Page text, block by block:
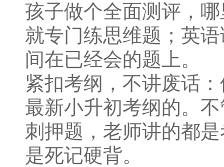
孩子做个全面测评，
就专门练思维题；英
间在已经会的题上。
紧扣考纲，不讲废话
最新小升初考纲的。
刺押题，老师讲的都
是死记硬背。